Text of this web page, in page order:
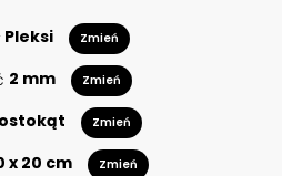
Pleksi Zmień
2 mm Zmień
Zmień
x 20 cm Zmień